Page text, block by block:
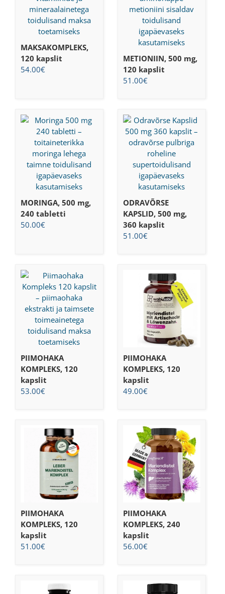
MAKSAKOMPLEKS,
120 kapslit
54.00€
METIONIIN, 500 mg,
120 kapslit
51.00€
MORINGA, 500 mg,
240 tabletti
50.00€
ODRAVÕRSE
KAPSLID, 500 mg,
360 kapslit
51.00€
PIIMOHAKA
KOMPLEKS, 120
kapslit
53.00€
PIIMOHAKA
KOMPLEKS, 120
kapslit
49.00€
PIIMOHAKA
KOMPLEKS, 120
kapslit
51.00€
PIIMOHAKA
KOMPLEKS, 240
kapslit
56.00€